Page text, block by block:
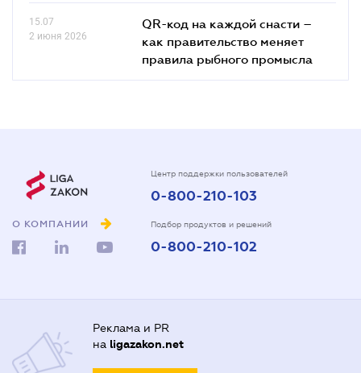
15.07
2 июня 2026
QR-код на каждой снасти –
как правительство меняет
правила рыбного промысла
О КОМПАНИИ
Центр поддержки пользователей
0-800-210-103
Подбор продуктов и решений
0-800-210-102
Реклама и PR
на ligazakon.net